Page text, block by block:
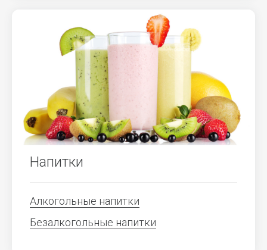
Напитки
Алкогольные напитки
Безалкогольные напитки